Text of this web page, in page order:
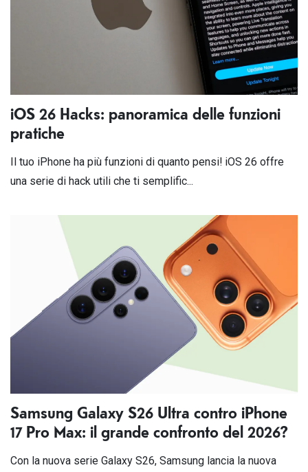
iOS 26 Hacks: panoramica delle funzioni
pratiche
Il tuo iPhone ha più funzioni di quanto pensi! iOS 26 offre
una serie di hack utili che ti semplific...
Samsung Galaxy S26 Ultra contro iPhone
17 Pro Max: il grande confronto del 2026?
Con la nuova serie Galaxy S26, Samsung lancia la nuova